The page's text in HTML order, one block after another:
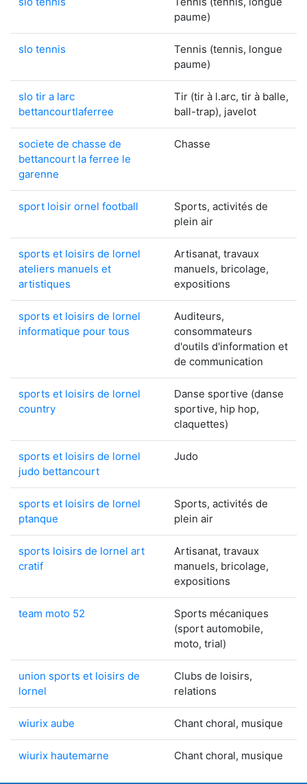
paume)
slo tennis
Tennis (tennis, longue
paume)
slo tir a larc
bettancourtlaferree
Tir (tir à l.arc, tir à balle,
ball-trap), javelot
societe de chasse de
bettancourt la ferree le
garenne
Chasse
sport loisir ornel football
Sports, activités de
plein air
sports et loisirs de lornel
ateliers manuels et
artistiques
Artisanat, travaux
manuels, bricolage,
expositions
sports et loisirs de lornel
informatique pour tous
Auditeurs,
consommateurs
d'outils d'information et
de communication
sports et loisirs de lornel
country
Danse sportive (danse
sportive, hip hop,
claquettes)
sports et loisirs de lornel
judo bettancourt
Judo
sports et loisirs de lornel
ptanque
Sports, activités de
plein air
sports loisirs de lornel art
cratif
Artisanat, travaux
manuels, bricolage,
expositions
team moto 52
Sports mécaniques
(sport automobile,
moto, trial)
union sports et loisirs de
lornel
Clubs de loisirs,
relations
wiurix aube Chant choral, musique
wiurix hautemarne Chant choral, musique